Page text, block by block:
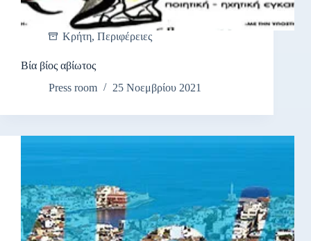
Κρήτη, Περιφέρειες
Βία βίος αβίωτος
Press room
25 Νοεμβρίου 2021